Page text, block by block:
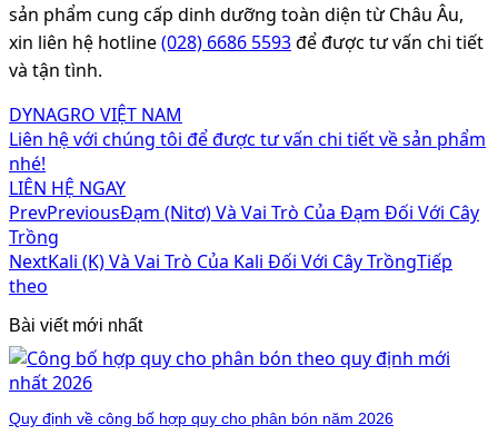
sản phẩm cung cấp dinh dưỡng toàn diện từ Châu Âu,
xin liên hệ hotline(028) 6686 5593để được tư vấn chi tiết
và tận tình.
DYNAGRO VIỆT NAM
Liên hệ với chúng tôi để được tư vấn chi tiết về sản phẩm
nhé!
LIÊN HỆ NGAY
PrevPreviousĐạm (Nitơ) Và Vai Trò Của Đạm Đối Với Cây
Trồng
NextKali (K) Và Vai Trò Của Kali Đối Với Cây TrồngTiếp
theo
Bài viết mới nhất
Quy định về công bố hợp quy cho phân bón năm 2026